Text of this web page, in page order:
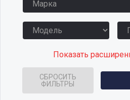
Показать
СБРОСИТЬ
ФИЛЬТРЫ